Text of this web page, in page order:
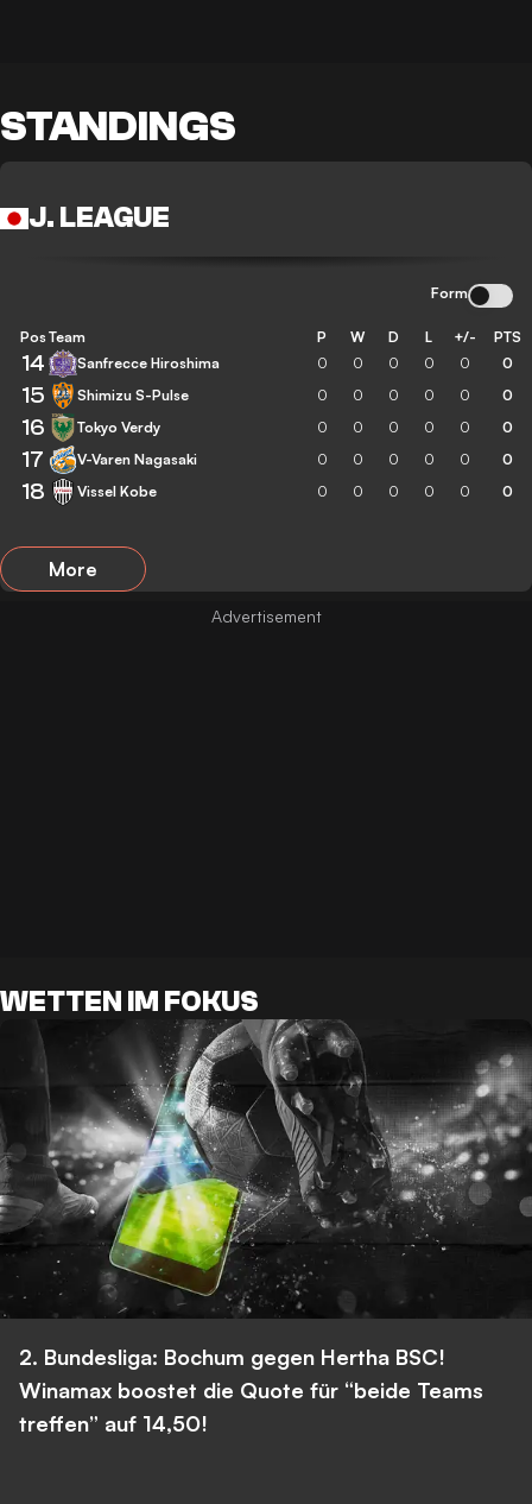
STANDINGS
J. LEAGUE
Form
Pos Team P W D L +/- PTS
14 Sanfrecce Hiroshima 0 0 0 0 0 0
15 Shimizu S-Pulse 0 0 0 0 0 0
16 Tokyo Verdy 0 0 0 0 0 0
17 V-Varen Nagasaki 0 0 0 0 0 0
18 Vissel Kobe 0 0 0 0 0 0
More
WETTEN IM FOKUS
2. Bundesliga: Bochum gegen Hertha BSC!
Winamax boostet die Quote für “beide Teams
treffen” auf 14,50!